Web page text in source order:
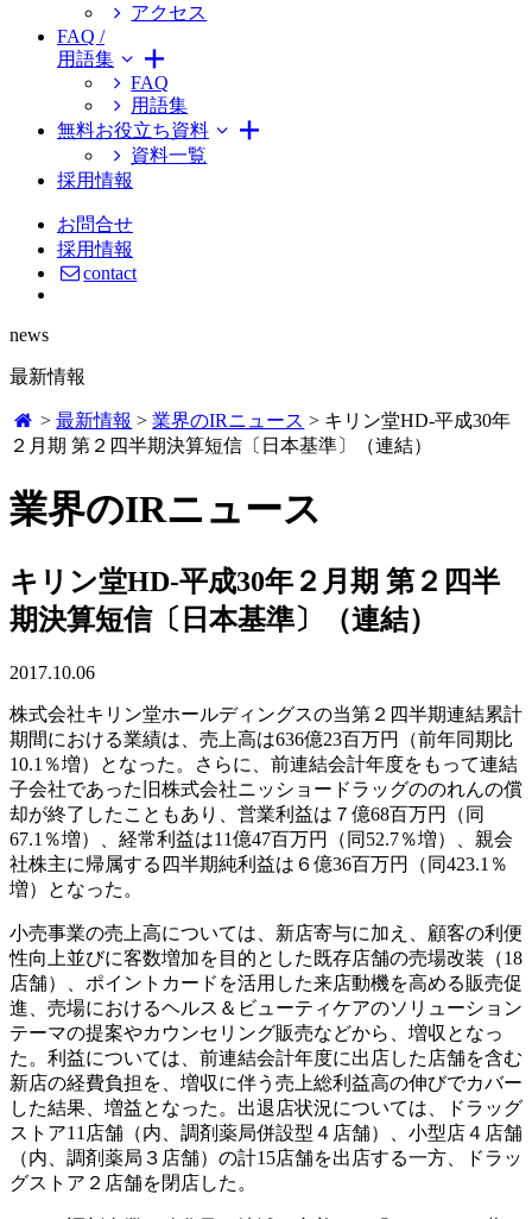
アクセス
FAQ /
用語集
FAQ
用語集
無料お役立ち資料
資料一覧
採用情報
お問合せ
採用情報
contact
news
最新情報
>最新情報 >業界のIRニュース > キリン堂HD-平成30年
２月期 第２四半期決算短信〔日本基準〕（連結）
業界のIRニュース
キリン堂HD-平成30年２月期 第２四半
期決算短信〔日本基準〕（連結）
2017.10.06
株式会社キリン堂ホールディングスの当第２四半期連結累計
期間における業績は、売上高は636億23百万円（前年同期比
10.1％増）となった。さらに、前連結会計年度をもって連結
子会社であった旧株式会社ニッショードラッグののれんの償
却が終了したこともあり、営業利益は７億68百万円（同
67.1％増）、経常利益は11億47百万円（同52.7％増）、親会
社株主に帰属する四半期純利益は６億36百万円（同423.1％
増）となった。
小売事業の売上高については、新店寄与に加え、顧客の利便
性向上並びに客数増加を目的とした既存店舗の売場改装（18
店舗）、ポイントカードを活用した来店動機を高める販売促
進、売場におけるヘルス＆ビューティケアのソリューション
テーマの提案やカウンセリング販売などから、増収となっ
た。利益については、前連結会計年度に出店した店舗を含む
新店の経費負担を、増収に伴う売上総利益高の伸びでカバー
した結果、増益となった。出退店状況については、ドラッグ
ストア11店舗（内、調剤薬局併設型４店舗）、小型店４店舗
（内、調剤薬局３店舗）の計15店舗を出店する一方、ドラッ
グストア２店舗を閉店した。